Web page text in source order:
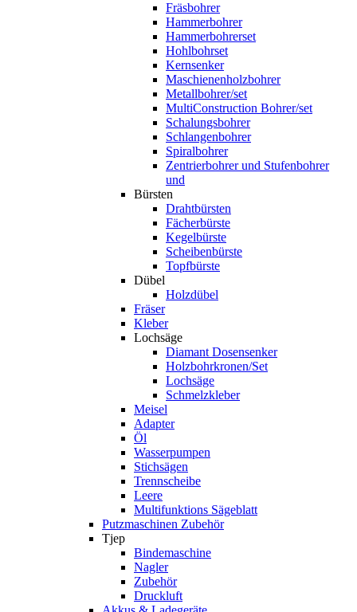
Fräsbohrer
Hammerbohrer
Hammerbohrerset
Hohlbohrset
Kernsenker
Maschienenholzbohrer
Metallbohrer/set
MultiConstruction Bohrer/set
Schalungsbohrer
Schlangenbohrer
Spiralbohrer
Zentrierbohrer und Stufenbohrer
und
Bürsten
Drahtbürsten
Fächerbürste
Kegelbürste
Scheibenbürste
Topfbürste
Dübel
Holzdübel
Fräser
Kleber
Lochsäge
Diamant Dosensenker
Holzbohrkronen/Set
Lochsäge
Schmelzkleber
Meisel
Adapter
Öl
Wasserpumpen
Stichsägen
Trennscheibe
Leere
Multifunktions Sägeblatt
Putzmaschinen Zubehör
Tjep
Bindemaschine
Nagler
Zubehör
Druckluft